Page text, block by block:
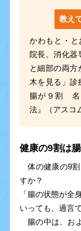
教え
かわもと・
院長。消化器
と細部の両方
木を見る」診
腸が９割 名
法』（アスコ
健康の9割は
体の健康の9割
すか？
「腸の状態が全
いっても、過言
腸の中は、お